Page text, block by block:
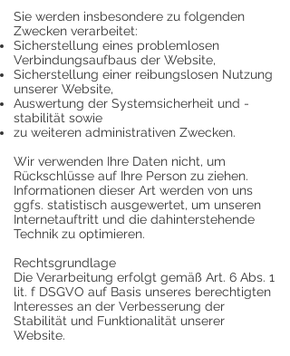
Sie werden insbesondere zu folgenden
Zwecken verarbeitet:
Sicherstellung eines problemlosen
Verbindungsaufbaus der Website,
Sicherstellung einer reibungslosen Nutzung
unserer Website,
Auswertung der Systemsicherheit und -
stabilität sowie
zu weiteren administrativen Zwecken.
Wir verwenden Ihre Daten nicht, um
Rückschlüsse auf Ihre Person zu ziehen.
Informationen dieser Art werden von uns
ggfs. statistisch ausgewertet, um unseren
Internetauftritt und die dahinterstehende
Technik zu optimieren.
Rechtsgrundlage
Die Verarbeitung erfolgt gemäß Art. 6 Abs. 1
lit. f DSGVO auf Basis unseres berechtigten
Interesses an der Verbesserung der
Stabilität und Funktionalität unserer
Website.